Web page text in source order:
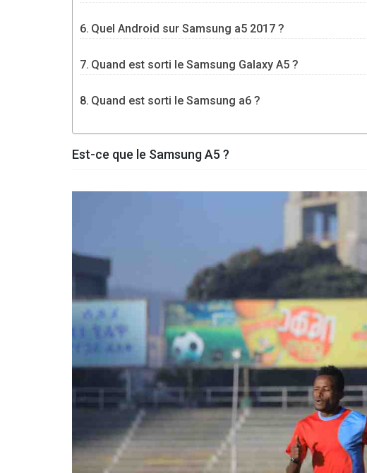
Quel Android sur Samsung a5 2017 ?
Quand est sorti le Samsung Galaxy A5 ?
Quand est sorti le Samsung a6 ?
Est-ce que le Samsung A5 ?